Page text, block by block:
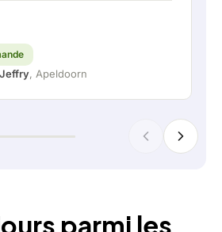
Jeffry, Apeldoorn
parmi les